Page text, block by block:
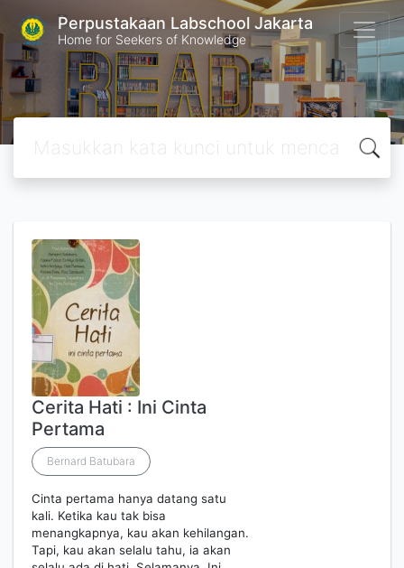
Perpustakaan Labschool Jakarta
Home for Seekers of Knowledge
Cerita Hati : Ini Cinta
Pertama
Bernard Batubara
Cinta pertama hanya datang satu
kali. Ketika kau tak bisa
menangkapnya, kau akan kehilangan.
Tapi, kau akan selalu tahu, ia akan